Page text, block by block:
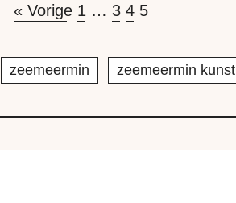
« Vorige 1 … 3 4 5
zeemeermin zeemeermin kunst